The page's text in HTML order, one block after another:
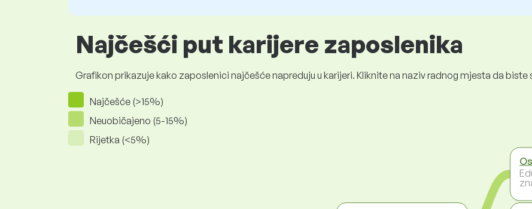
Najčešći put karijere zaposlenika
Grafikon prikazuje kako zaposlenici najčešće napreduju u karijeri. Kliknite na naziv radnog mjesta da
Najčešće (>15%)
Neuobičajeno (5-15%)
Rijetka (<5%)